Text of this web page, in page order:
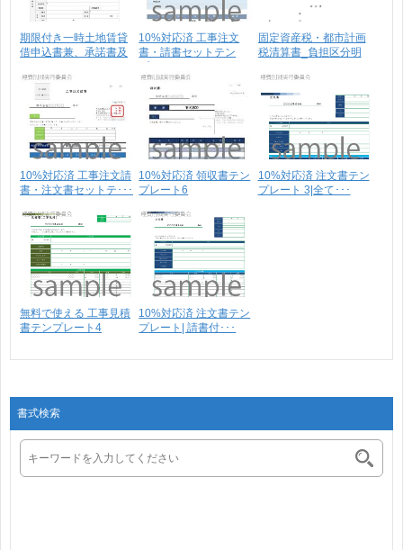
期限付き一時土地賃貸
借申込書兼、承諾書及
10%対応済 工事注文
書・請書セットテン
固定資産税・都市計画
税清算書_負担区分明
10%対応済 工事注文請
書・注文書セットテ･･･
10%対応済 領収書テン
プレート6
10%対応済 注文書テン
プレート 3|全て･･･
無料で使える 工事見積
書テンプレート4
10%対応済 注文書テン
プレート| 請書付･･･
書式検索